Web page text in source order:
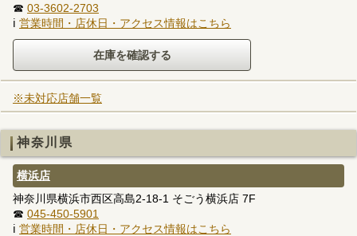
☎ 03-3602-2703
ℹ 営業時間・店休日・アクセス情報はこちら
※未対応店舗一覧
神奈川県
横浜店
神奈川県横浜市西区高島2-18-1 そごう横浜店 7F
☎ 045-450-5901
ℹ 営業時間・店休日・アクセス情報はこちら